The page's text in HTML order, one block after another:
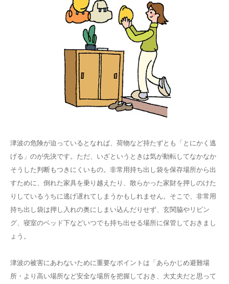
津波の危険が迫っているとなれば、荷物など持たずとも「とにかく逃
げる」のが先決です。ただ、いざというときは気が動転してなかなか
そうした判断もつきにくいもの。非常用持ち出し袋を保存場所から出
すために、倒れた家具を乗り越えたり、散らかった家財を押しのけた
りしているうちに逃げ遅れてしまうかもしれません。そこで、非常用
持ち出し袋は押し入れの奥にしまい込んだりせず、玄関脇やリビン
グ、寝室のベッド下などいつでも持ち出せる場所に保管しておきまし
ょう。
津波の被害にあわないために重要なポイントは「あらかじめ避難場
所・より高い場所など安全な場所を把握しておき、大丈夫だと思って